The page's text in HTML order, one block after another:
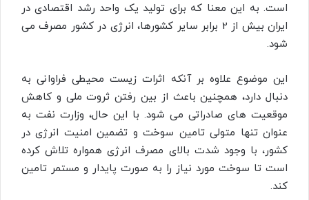
است. به این معنا که برای تولید یک واحد رشد اقتصادی در
ایران بیش از 2 برابر سایر کشورها، انرژی در کشور مصرف می
شود.
این موضوع علاوه بر آنکه اثرات زیست محیطی فراوانی به
دنبال دارد، همچنین باعث از بین رفتن ثروت ملی و کاهش
موقعیت های صادراتی می شود. با این حال، وزارت نفت به
عنوان تنها متولی تامین سوخت و تضمین امنیت انرژی در
کشور، با وجود شدت بالای مصرف انرژی همواره تلاش کرده
است تا سوخت مورد نیاز را به صورت پایدار و مستمر تامین
کند.